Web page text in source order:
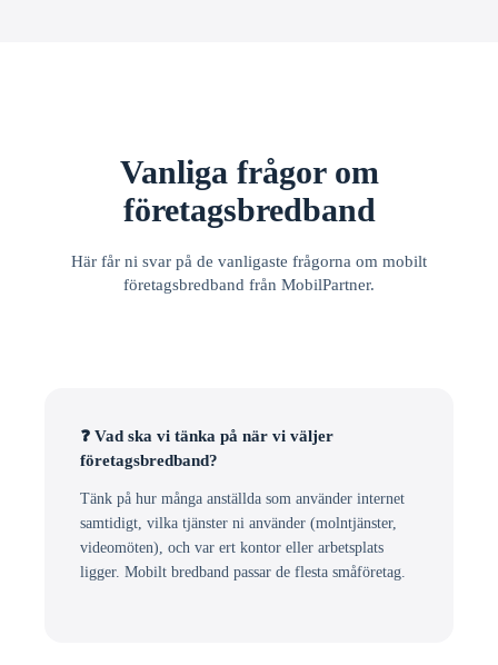
Vanliga frågor om
företagsbredband
Här får ni svar på de vanligaste frågorna om mobilt
företagsbredband från MobilPartner.
❓ Vad ska vi tänka på när vi väljer
företagsbredband?
Tänk på hur många anställda som använder internet
samtidigt, vilka tjänster ni använder (molntjänster,
videomöten), och var ert kontor eller arbetsplats
ligger. Mobilt bredband passar de flesta småföretag.